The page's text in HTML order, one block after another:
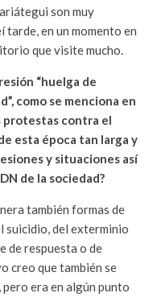
son muy
en un momento en
que visite mucho.
“huelga de
como se menciona en
protestas contra el
esta época tan larga y
y situaciones así
de la sociedad?
también formas de
suicidio, del exterminio
de respuesta o de
creo que también se
era en algún punto